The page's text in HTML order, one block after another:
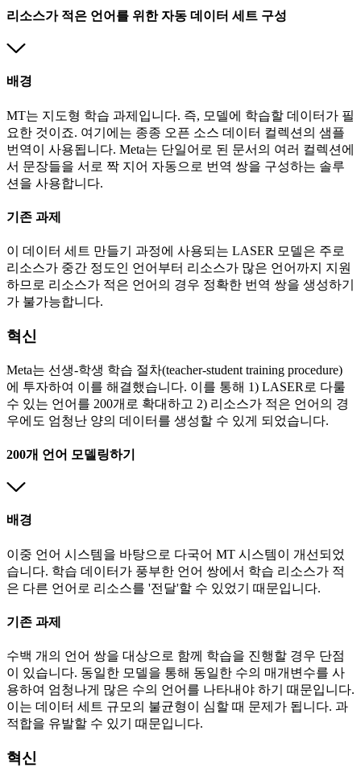
리소스가 적은 언어를 위한 자동 데이터 세트 구성
배경
MT는 지도형 학습 과제입니다. 즉, 모델에 학습할 데이터가 필
요한 것이죠. 여기에는 종종 오픈 소스 데이터 컬렉션의 샘플
번역이 사용됩니다. Meta는 단일어로 된 문서의 여러 컬렉션에
서 문장들을 서로 짝 지어 자동으로 번역 쌍을 구성하는 솔루
션을 사용합니다.
기존 과제
이 데이터 세트 만들기 과정에 사용되는 LASER 모델은 주로
리소스가 중간 정도인 언어부터 리소스가 많은 언어까지 지원
하므로 리소스가 적은 언어의 경우 정확한 번역 쌍을 생성하기
가 불가능합니다.
혁신
Meta는 선생-학생 학습 절차(teacher-student training procedure)
에 투자하여 이를 해결했습니다. 이를 통해 1) LASER로 다룰
수 있는 언어를 200개로 확대하고 2) 리소스가 적은 언어의 경
우에도 엄청난 양의 데이터를 생성할 수 있게 되었습니다.
200개 언어 모델링하기
배경
이중 언어 시스템을 바탕으로 다국어 MT 시스템이 개선되었
습니다. 학습 데이터가 풍부한 언어 쌍에서 학습 리소스가 적
은 다른 언어로 리소스를 '전달'할 수 있었기 때문입니다.
기존 과제
수백 개의 언어 쌍을 대상으로 함께 학습을 진행할 경우 단점
이 있습니다. 동일한 모델을 통해 동일한 수의 매개변수를 사
용하여 엄청나게 많은 수의 언어를 나타내야 하기 때문입니다.
이는 데이터 세트 규모의 불균형이 심할 때 문제가 됩니다. 과
적합을 유발할 수 있기 때문입니다.
혁신